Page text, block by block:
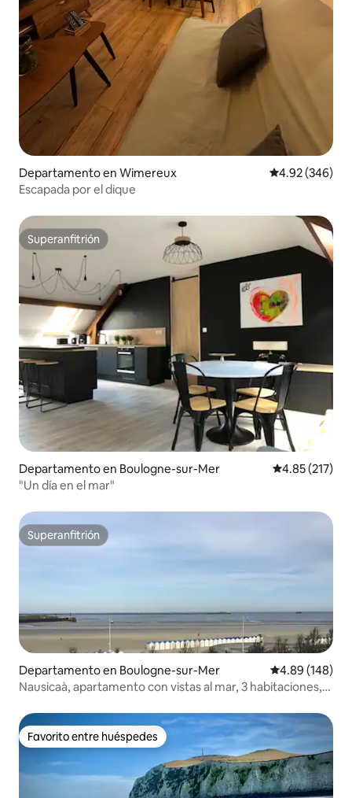
Departamento en Wimereux Calificación
4.92 (346)
Escapada por el dique
Superanfitrión
Superanfitrión
Departamento en Boulogne-sur-Mer Calificación
4.85 (217)
"Un día en el mar"
Superanfitrión
Superanfitrión
Departamento en Boulogne-sur-Mer Calificación
4.89 (148)
Nausicaà, apartamento con vistas al mar, 3 habitaciones,
Favorito entre huéspedes
Favorito entre huéspedes